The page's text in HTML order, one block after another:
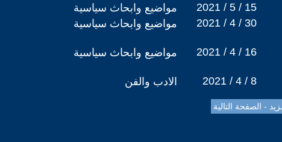
مواضيع وابحاث سياسية 2021 / 5 / 15
مواضيع وابحاث سياسية
2021 / 4 / 30
مواضيع وابحاث سياسية 2021 / 4 / 16
الادب والفن 2021 / 4 / 8